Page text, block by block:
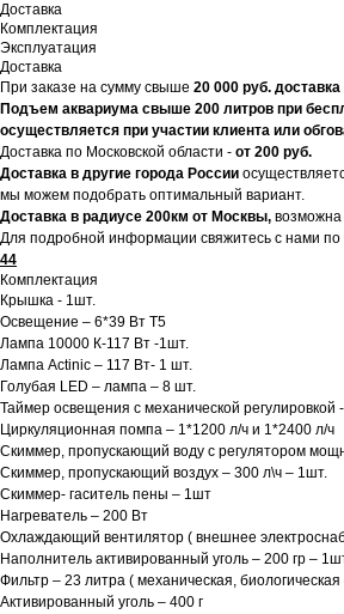
Доставка
Комплектация
Эксплуатация
Доставка
При заказе на сумму свыше 20 000 руб.
Подъем аквариума свыше 200 литров при
осуществляется при участии клиента или
Доставка по Московской области - от 200 руб.
Доставка в другие города России
мы можем подобрать оптимальный вариант.
Доставка в радиусе 200км от Москвы,
Для подробной информации свяжитесь с нами
44
Комплектация
Крышка - 1шт.
Освещение – 6*39 Вт Т5
Лампа 10000 К-117 Вт -1шт.
Лампа Actinic – 117 Вт- 1 шт.
Голубая LED – лампа – 8 шт.
Таймер освещения с механической регулировкой
Циркуляционная помпа – 1*1200 л/ч и 1*2400 л/ч
Скиммер, пропускающий воду с регулятором
Скиммер, пропускающий воздух – 300 л\ч – 1шт.
Скиммер- гаситель пены – 1шт
Нагреватель – 200 Вт
Охлаждающий вентилятор ( внешнее
Наполнитель активированный уголь – 200 гр –
Фильтр – 23 литра ( механическая, биологическая
Активированный уголь – 400 г